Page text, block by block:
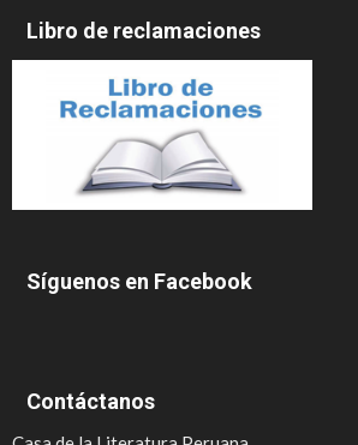
Libro de reclamaciones
Síguenos en Facebook
Contáctanos